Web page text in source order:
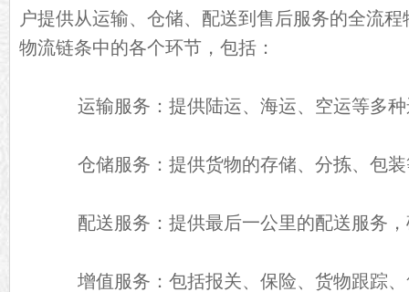
户提供从运输、仓储、配送到售后服务的全流
物流链条中的各个环节，包括：
运输服务：提供陆运、海运、空运等多种
仓储服务：提供货物的存储、分拣、包装
配送服务：提供最后一公里的配送服务，
增值服务：包括报关、保险、货物跟踪、